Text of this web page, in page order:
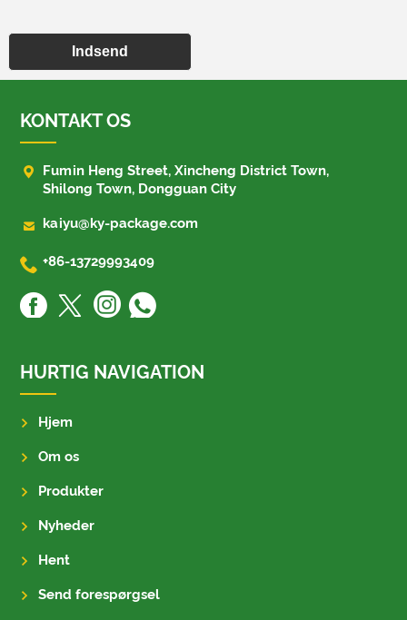
Indsend
KONTAKT OS

Fumin Heng Street, Xincheng District Town,
Shilong Town, Dongguan City
 kaiyu@ky-package.com
 +86-13729993409
HURTIG NAVIGATION
Hjem
Om os
Produkter
Nyheder
Hent
Send forespørgsel